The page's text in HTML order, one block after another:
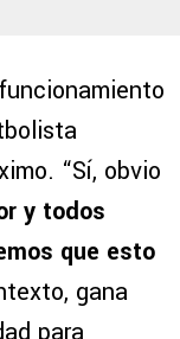
“Sí, obvio
y todos